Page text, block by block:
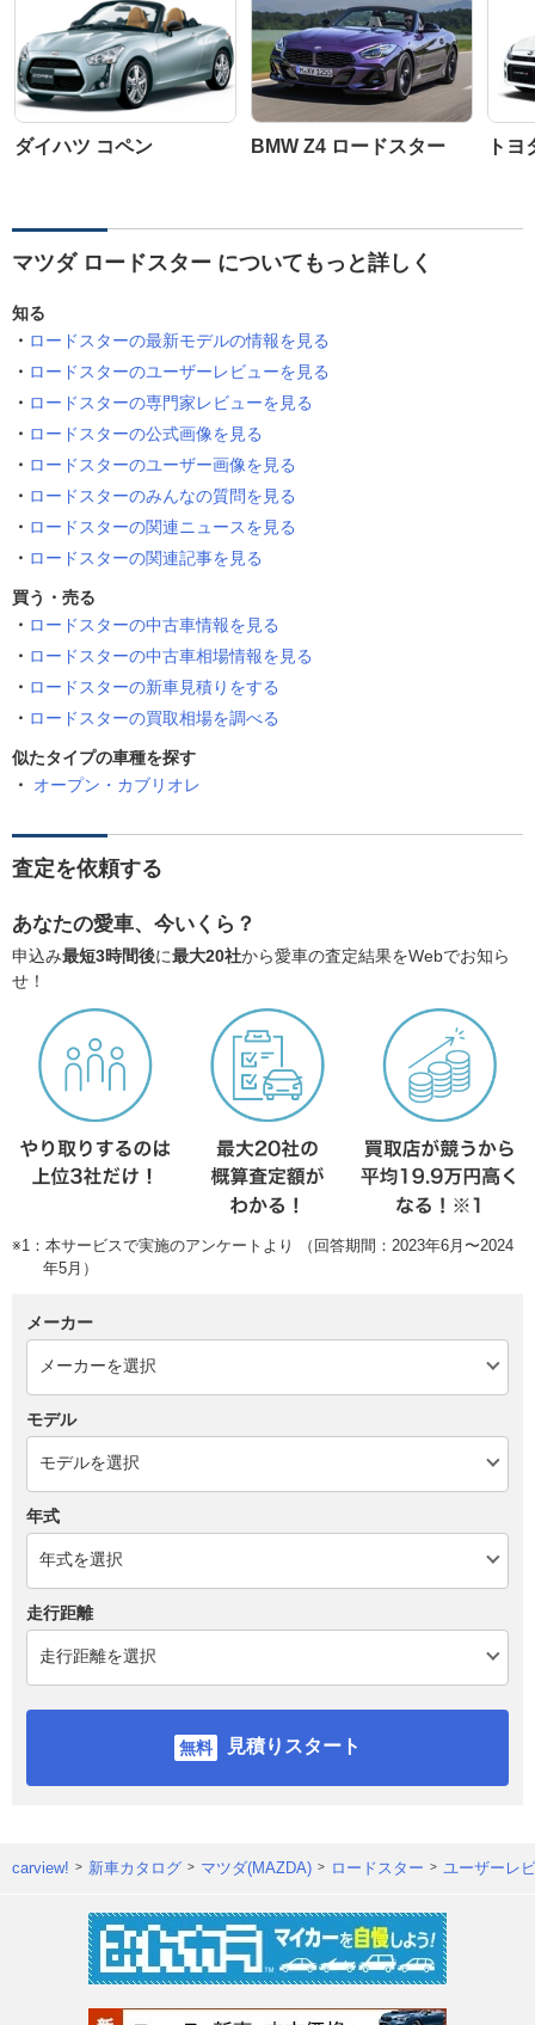
ダイハツ コペン BMW Z4 ロードスター トヨ
マツダ ロードスター についてもっと詳しく
知る
ロードスターの最新モデルの情報を見る
ロードスターのユーザーレビューを見る
ロードスターの専門家レビューを見る
ロードスターの公式画像を見る
ロードスターのユーザー画像を見る
ロードスターのみんなの質問を見る
ロードスターの関連ニュースを見る
ロードスターの関連記事を見る
買う・売る
ロードスターの中古車情報を見る
ロードスターの中古車相場情報を見る
ロードスターの新車見積りをする
ロードスターの買取相場を調べる
似たタイプの車種を探す
オープン・カブリオレ
査定を依頼する
あなたの愛車、今いくら？
申込み最短3時間後に最大20社から愛車の査定結果をWebでお知ら
せ！
※1：本サービスで実施のアンケートより （回答期間：2023年6月〜2024
年5月）
メーカー
モデル
年式
走行距離
見積りスタート
carview! 新車カタログ マツダ(MAZDA) ロードスター ユーザーレ